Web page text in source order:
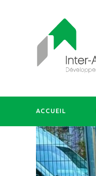
ACCUEIL